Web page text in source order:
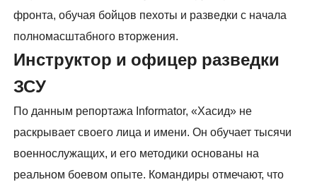
фронта, обучая бойцов пехоты и разведки с начала
полномасштабного вторжения.
Инструктор и офицер разведки
ЗСУ
По данным репортажа Informator, «Хасид» не
раскрывает своего лица и имени. Он обучает тысячи
военнослужащих, и его методики основаны на
реальном боевом опыте. Командиры отмечают, что